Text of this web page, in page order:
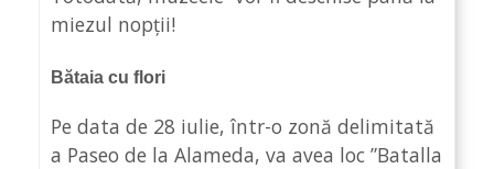
miezul nopții!
Bătaia cu flori
Pe data de 28 iulie, într-o zonă delimitată
a Paseo de la Alameda, va avea loc ”Batalla